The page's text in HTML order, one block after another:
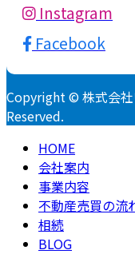
Instagram
Facebook
Copyright © 株式会
Reserved.
HOME
会社案内
事業内容
不動産売買の流
相続
BLOG